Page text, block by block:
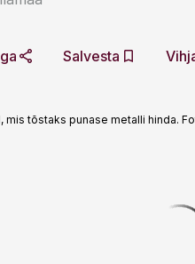
Salvesta
tõstaks punase metalli hinda.